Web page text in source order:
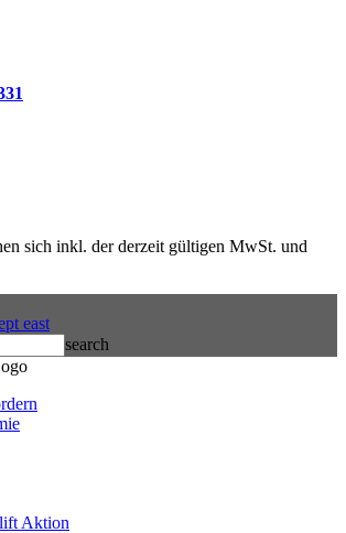
sich inkl. der derzeit gültigen MwSt. und
east
search
Aktion